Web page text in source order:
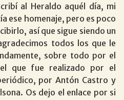
al Heraldo aquél día, mi
ese homenaje, pero es poco
así que sigue siendo un
todos los que le
sobre todo por el
que fue realizado por el
por Antón Castro y
Os dejo el enlace por si